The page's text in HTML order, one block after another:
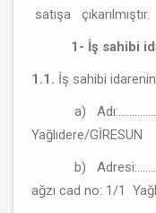
satışa çıkarılmıştır.
1- İş sahibi
1.1. İş sahibi
a)
Yağlıdere/GİRESUN
b)
ağzı cad no: 1/1